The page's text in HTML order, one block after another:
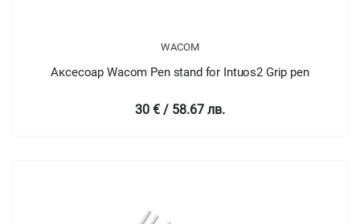
WACOM
Аксесоар Wacom Pen stand for Intuos2 Grip pen
30 € / 58.67 лв.